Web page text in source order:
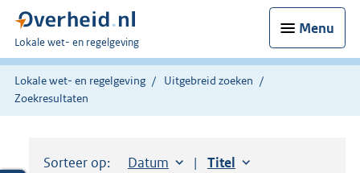
Menu
U
bent
hier:
Lokale wet- en regelgeving
Lokale wet- en regelgeving
Uitgebreid zoeken
Zoekresultaten
Sorteer op: Sorteer op:
Datum aflopendSorteer op:
Titel oplopend